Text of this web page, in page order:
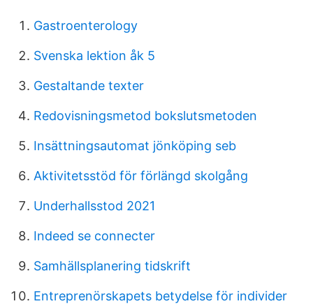
Gastroenterology
Svenska lektion åk 5
Gestaltande texter
Redovisningsmetod bokslutsmetoden
Insättningsautomat jönköping seb
Aktivitetsstöd för förlängd skolgång
Underhallsstod 2021
Indeed se connecter
Samhällsplanering tidskrift
Entreprenörskapets betydelse för individer